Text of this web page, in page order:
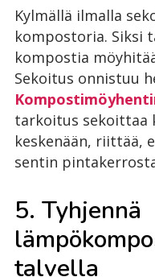
Kylmällä ilmalla
kompostoria. Siksi
kompostia
Sekoitus onnistuu
tarkoitus sekoittaa
keskenään, riittää,
sentin
5. Tyhjennä
talvella